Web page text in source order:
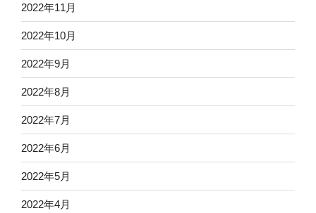
2022年11月
2022年10月
2022年9月
2022年8月
2022年7月
2022年6月
2022年5月
2022年4月